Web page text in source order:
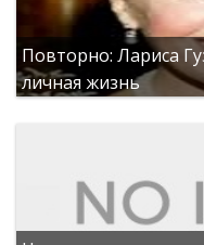
Повторно: Лариса
личная жизнь